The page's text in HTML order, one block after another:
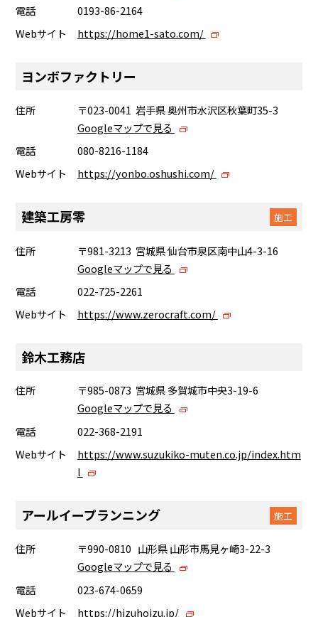
電話
0193-86-2164
Webサイト
https://home1-sato.com/
ヨンボファクトリー
住所
〒023-0041 岩手県 奥州市水沢区秋葉町35-3
Googleマップで見る
電話
080-8216-1184
Webサイト
https://yonbo.oshushi.com/
建築工房零 施工
住所
〒981-3213 宮城県 仙台市泉区南中山4-3-16
Googleマップで見る
電話
022-725-2261
Webサイト
https://www.zerocraft.com/
鈴木工務店
住所
〒985-0873 宮城県 多賀城市中央3-19-6
Googleマップで見る
電話
022-368-2191
Webサイト
https://www.suzukiko-muten.co.jp/index.htm
l
アールイープランニング 施工
住所
〒990-0810 山形県 山形市馬見ヶ崎3-22-3
Googleマップで見る
電話
023-674-0659
Webサイト
https://hizuhoizu.jp/